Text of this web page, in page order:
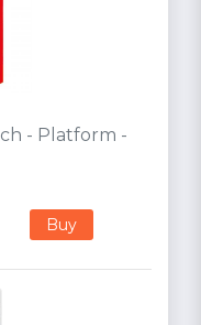
- Platform -
Buy